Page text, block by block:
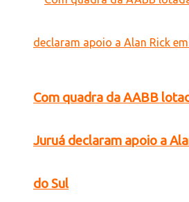
Com quadra da AABB
Juruá declaram apoio a
do Sul